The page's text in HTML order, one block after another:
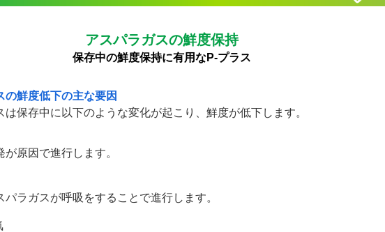
アスパラガスの鮮度保持
保存中の鮮度保持に有用なP-プラス
の鮮度低下の主な要因
は保存中に以下のような変化が起こり、鮮度が低下します。
が原因で進行します。
パラガスが呼吸をすることで進行します。